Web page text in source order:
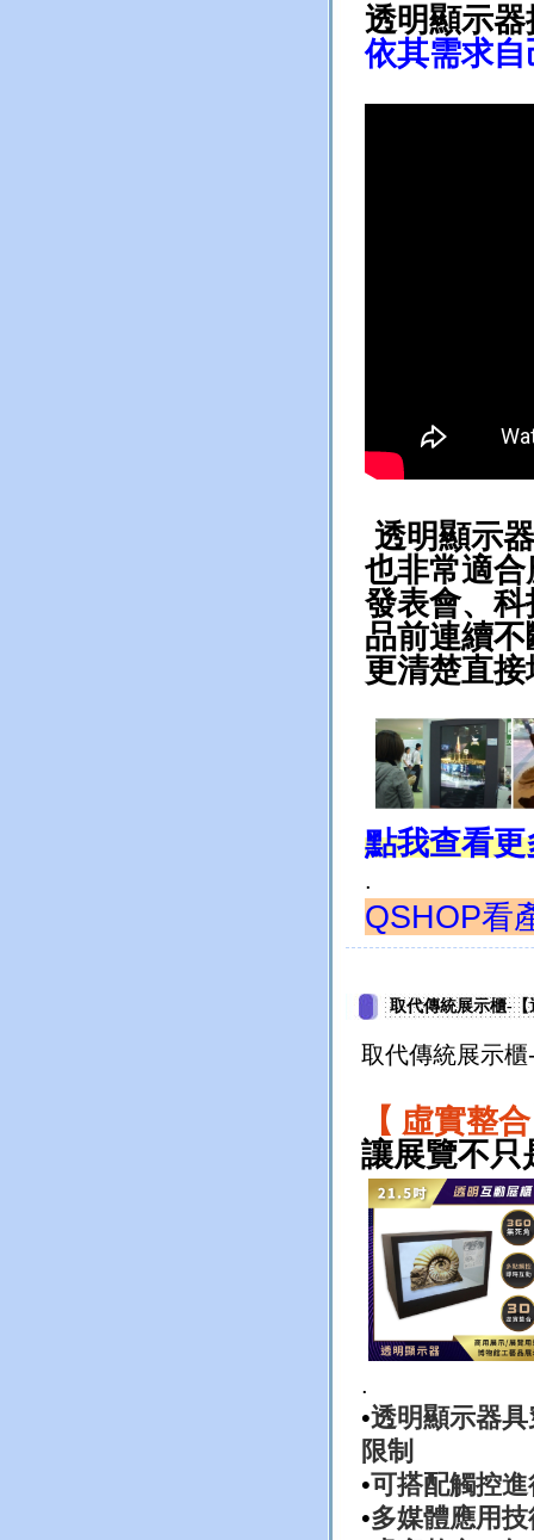
透明顯示器
依其需求
透明顯示
也非常適
發表會、
品前連續
更清楚直
點我查看
.
QSHOP看
取代傳統展示櫃-
取代傳統展示櫃
【 虛實整合
讓展覽不
.
•透明顯示器
限制
•可搭配觸控
•多媒體應用